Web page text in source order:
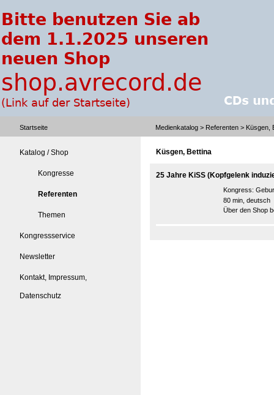
Startseite Medienkatalog > Referenten > Küsgen,
Katalog / Shop
Kongresse
Referenten
Themen
Kongressservice
Newsletter
Kontakt, Impressum,
Datenschutz
Küsgen, Bettina
25 Jahre KiSS (Kopfgelenk
Kongress:
80 min, deutsch
Über den Shop